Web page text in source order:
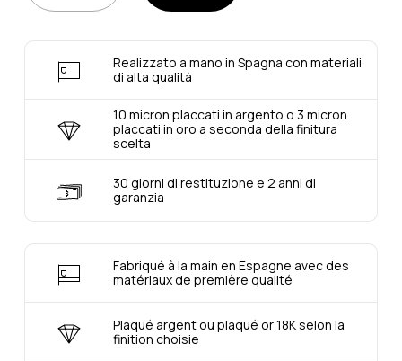
Realizzato a mano in Spagna con materiali
di alta qualità
10 micron placcati in argento o 3 micron
placcati in oro a seconda della finitura
scelta
30 giorni di restituzione e 2 anni di
garanzia
Fabriqué à la main en Espagne avec des
matériaux de première qualité
Plaqué argent ou plaqué or 18K selon la
finition choisie